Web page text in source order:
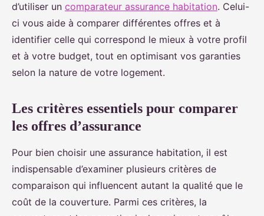
d’utiliser un comparateur assurance habitation. Celui-
ci vous aide à comparer différentes offres et à
identifier celle qui correspond le mieux à votre profil
et à votre budget, tout en optimisant vos garanties
selon la nature de votre logement.
Les critères essentiels pour comparer
les offres d’assurance
Pour bien choisir une assurance habitation, il est
indispensable d’examiner plusieurs critères de
comparaison qui influencent autant la qualité que le
coût de la couverture. Parmi ces critères, la